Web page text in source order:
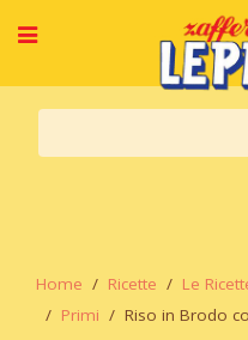
Home Ricette Le
Primi
Riso in Brodo